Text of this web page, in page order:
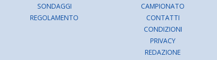
SONDAGGI
REGOLAMENTO
CAMPIONATO
CONTATTI
CONDIZIONI
PRIVACY
REDAZIONE